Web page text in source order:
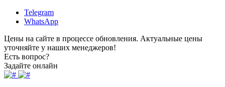
Telegram
WhatsApp
Цены на сайте в процессе обновления. Актуальные цены
уточняйте у наших менеджеров!
Есть вопрос?
Задайте онлайн